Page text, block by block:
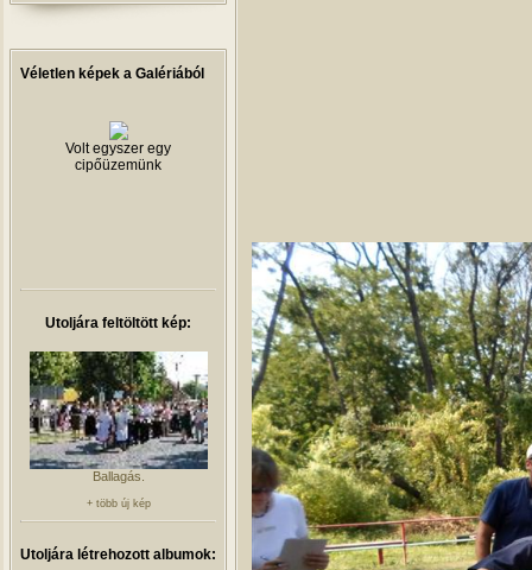
Véletlen képek a Galériából
Volt egyszer egy
cipőüzemünk
Utoljára feltöltött kép:
Ballagás.
+ több új kép
Utoljára létrehozott albumok: